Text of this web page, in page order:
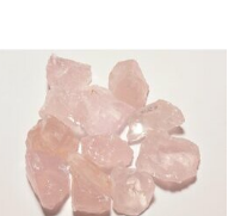
rose
:
rose qui est un mono-cristal
transparent et